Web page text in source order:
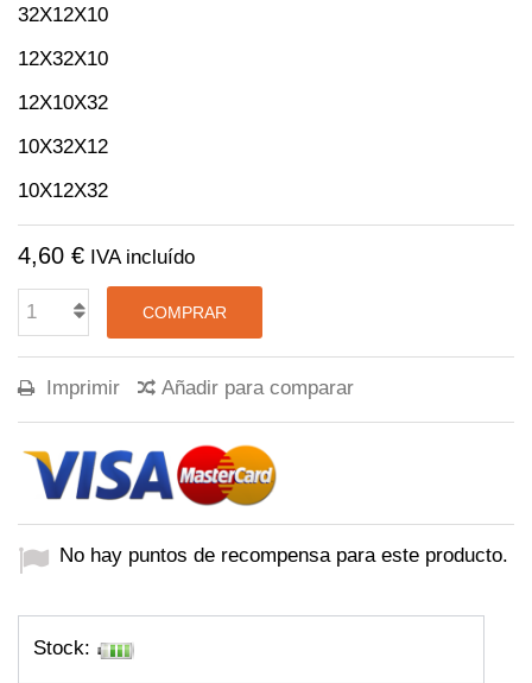
32X12X10
12X32X10
12X10X32
10X32X12
10X12X32
4,60 € IVA incluído
COMPRAR
Imprimir Añadir para comparar
No hay puntos de recompensa para este producto.
Stock: